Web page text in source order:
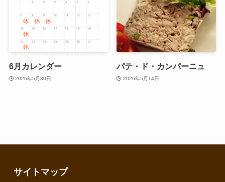
6月カレンダー
2026年5月30日
パテ・ド・カンパーニュ
2026年5月14日
サイトマップ